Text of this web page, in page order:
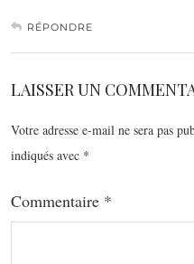
RÉPONDRE
LAISSER UN
Votre adresse e-mail ne sera pas
indiqués avec *
Commentaire *